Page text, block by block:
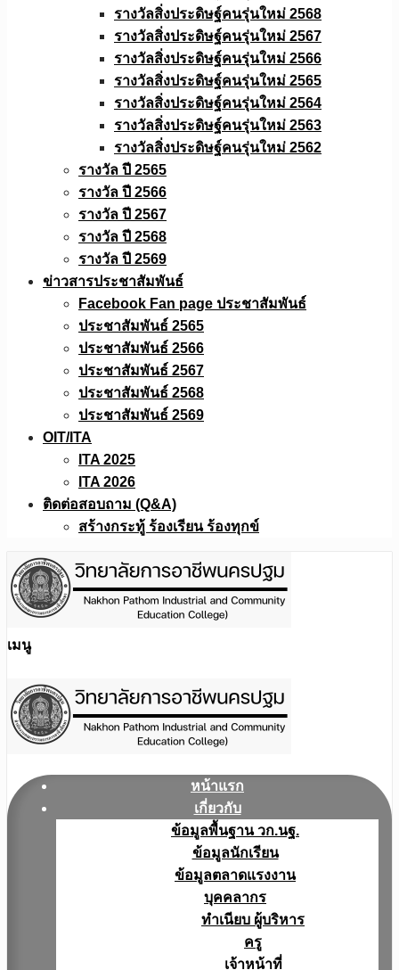
รางวัลสิ่งประดิษฐ์คนรุ่นใหม่ 2568
รางวัลสิ่งประดิษฐ์คนรุ่นใหม่ 2567
รางวัลสิ่งประดิษฐ์คนรุ่นใหม่ 2566
รางวัลสิ่งประดิษฐ์คนรุ่นใหม่ 2565
รางวัลสิ่งประดิษฐ์คนรุ่นใหม่ 2564
รางวัลสิ่งประดิษฐ์คนรุ่นใหม่ 2563
รางวัลสิ่งประดิษฐ์คนรุ่นใหม่ 2562
รางวัล ปี 2565
รางวัล ปี 2566
รางวัล ปี 2567
รางวัล ปี 2568
รางวัล ปี 2569
ข่าวสารประชาสัมพันธ์
Facebook Fan page ประชาสัมพันธ์
ประชาสัมพันธ์ 2565
ประชาสัมพันธ์ 2566
ประชาสัมพันธ์ 2567
ประชาสัมพันธ์ 2568
ประชาสัมพันธ์ 2569
OIT/ITA
ITA 2025
ITA 2026
ติดต่อสอบถาม (Q&A)
สร้างกระทู้ ร้องเรียน ร้องทุกข์
เมนู
หน้าแรก
เกี่ยวกับ
ข้อมูลพื้นฐาน วก.นฐ.
ข้อมูลนักเรียน
ข้อมูลตลาดแรงงาน
บุคคลากร
ทำเนียบ ผู้บริหาร
ครู
เจ้าหน้าที่